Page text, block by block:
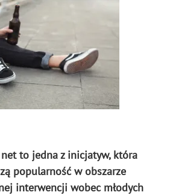
to jedna z inicjatyw, która
popularność w obszarze
interwencji wobec młodych